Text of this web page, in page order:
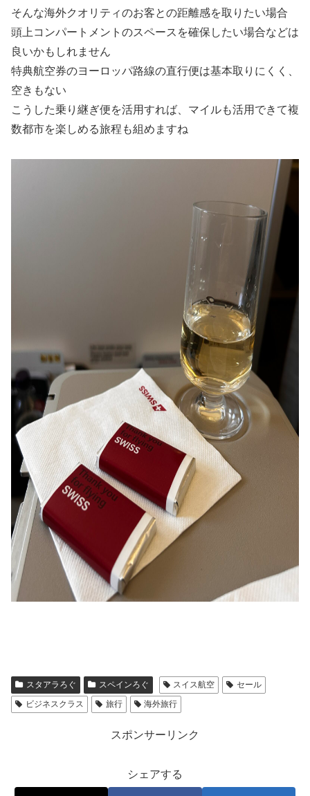
そんな海外クオリティのお客との距離感を取りたい場合
頭上コンパートメントのスペースを確保したい場合などは
良いかもしれません
特典航空券のヨーロッパ路線の直行便は基本取りにくく、
空きもない
こうした乗り継ぎ便を活用すれば、マイルも活用できて複
数都市を楽しめる旅程も組めますね
スタアラろぐ スペインろぐ スイス航空
セール
ビジネスクラス
旅行 海外旅行
スポンサーリンク
シェアする